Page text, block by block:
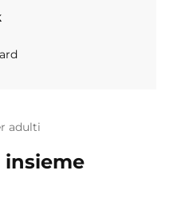
adulti
insieme